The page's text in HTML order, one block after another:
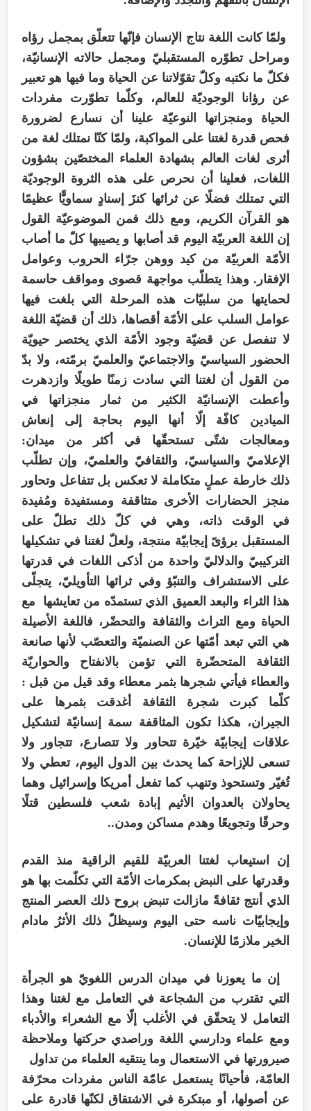
ولمّا كانت اللغة نتاج الإنسان فإنّها تتعلّق بمجمل رؤاه
ومراحل تطوّره المستقبليّ ومجمل حالاته الإنسانيّة،
فكلّ ما نكتبه وكلّ تقوّلاتنا عن الحياة وما فيها هو تعبير
عن رؤانا الوجوديّة للعالم، وكلّما تطوّرت مفردات
الحياة ومنجزاتها النوعيّة علينا أن نسارع لضرورة
فحص قدرة لغتنا على المواكبة، ولمّا كنّا نمتلك لغة من
أثرى لغات العالم بشهادة العلماء المختصّين بشؤون
اللغات، فعلينا أن نحرص على هذه الثروة الوجوديّة
التي تمتلك فضلًا عن ثرائها كنزَ إسنادٍ سماويًّا عظيمًا
هو القرآن الكريم، ومع ذلك فمن الموضوعيّة القول
إن اللغة العربيّة اليوم قد أصابها و يصيبها كلّ ما أصاب
الأمّة العربيّة من كيد ووهن جرّاء الحروب وعوامل
الإفقار. وهذا يتطلّب مواجهة قصوى ومواقف حاسمة
لحمايتها من سلبيّات هذه المرحلة التي بلغت فيها
عوامل السلب على الأمّة أقصاها، ذلك أن قضيّة اللغة
لا تنفصل عن قضيّة وجود الأمّة الذي يختصر حيويّة
الحضور السياسيّ والاجتماعيّ والعلميّ برمّته، ولا بدّ
من القول أن لغتنا التي سادت زمنًا طويلًا وازدهرت
وأعطت الإنسانيّة الكثير من ثمار منجزاتها في
الميادين كافّة إلّا أنها اليوم بحاجة إلى إنعاش
ومعالجات شتّى تستحقّها في أكثر من ميدان:
الإعلاميّ والسياسيّ، والثقافيّ والعلميّ، وإن تطلّب
ذلك خارطة عملٍ متكاملة لا تعكس بل تتفاعل وتحاور
منجز الحضارات الأخرى متثاقفة ومستفيدة ومُفيدة
في الوقت ذاته، وهي في كلّ ذلك تطلّ على
المستقبل برؤىً إيجابيّة منتجة، ولعلّ لغتنا في تشكيلها
التركيبيّ والدلاليّ واحدة من أذكى اللغات في قدرتها
على الاستشراف والتنبّؤ وفي ثرائها التأويليّ، يتجلّى
هذا الثراء والبعد العميق الذي تستمدّه من تعايشها مع
الحياة ومع التراث والثقافة والتحضّر، فاللغة الأصيلة
هي التي تبعد أمّتها عن الصنميّة والتعصّب لأنها صانعة
الثقافة المتحضّرة التي تؤمن بالانفتاح والحواريّة
والعطاء فيأتي شجرها بثمر معطاء وقد قيل من قبل :
كلّما كبرت شجرة الثقافة أغدقت بثمرها على
الجيران، هكذا تكون المثاقفة سمة إنسانيّة لتشكيل
علاقات إيجابيّة خيّرة تتحاور ولا تتصارع، تتجاور ولا
تسعى للإزاحة كما يحدث بين الدول اليوم، تعطي ولا
تُغيّر وتستحوذ وتنهب كما تفعل أمريكا وإسرائيل وهما
يحاولان بالعدوان الأثيم إبادة شعب فلسطين قتلًا
وحرقًا وتجويعًا وهدم مساكن ومدن..
إن استيعاب لغتنا العربيّة للقيم الراقية منذ القدم
وقدرتها على النبض بمكرمات الأمّة التي تكلّمت بها هو
الذي أنتج ثقافةً مازالت تنبض بروح ذلك العصر المنتج
وإيجابيّات ناسه حتى اليوم وسيظلّ ذلك الأثرُ مادام
الخير ملازمًا للإنسان.
إن ما يعوزنا في ميدان الدرس اللغويّ هو الجرأة
التي تقترب من الشجاعة في التعامل مع لغتنا وهذا
التعامل لا يتحقّق في الأغلب إلّا مع الشعراء والأدباء
ومع علماء ودارسي اللغة وراصدي حركتها وملاحظة
صيرورتها في الاستعمال وما ينتقيه العلماء من تداول
العامّة، فأحيانًا يستعمل عامّة الناس مفردات محرّفة
عن أصولها، أو مبتكرة في الاشتقاق لكنّها قادرة على